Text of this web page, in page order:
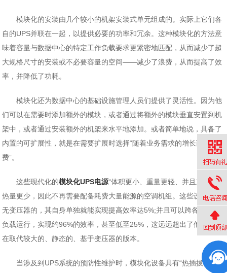
模块化的安装由几个较小的机架安装式单元组成的。实际上它们各
自的UPS并联在一起，以提供必要的功率和冗余。这种模块化的方法意
味着容量与数据中心的特定工作负载要求更紧密地匹配，从而减少了超
大规格尺寸的安装或不必要容量的空间——减少了浪费，从而提高了效
率，并降低了功耗。
模块化还为数据中心的基础设施管理人员们提供了灵活性。因为他
们可以在需要时添加额外的模块，或者通过将额外的模块垂直安置到机
架中，或者通过安装额外的机架来水平地添加。或者简单地说，具备了
内置的可扩展性，就是在需要扩展时选择“随着业务需求的增长而付
费”。
这些现代化的模块化UPS电源“体积更小、重量更轻、并且产生的
热量更少，因此不再需要配备耗费大量能源的空调机组。这些设备也是
无变压器的，其自身单独就能实现提高效率达5%;并且可以跨各种工作
负载运行，实现约96%的效率，甚至低至25%，这远远超出了他们上正
在取代较大的、静态的、基于变压器的版本。
当涉及到UPS系统的预防性维护时，模块化设备具有“热插拔”的额